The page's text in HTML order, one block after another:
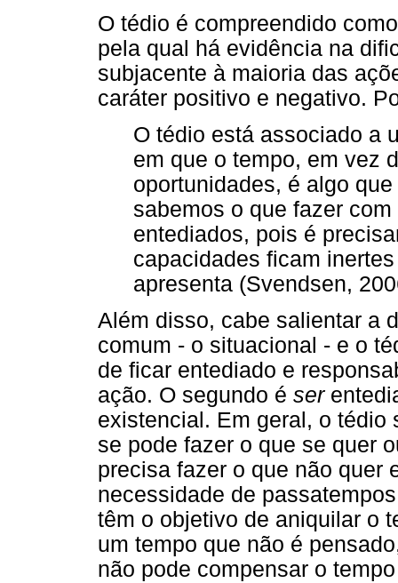
O tédio é compreendido
pela qual há evidência na
subjacente à maioria das
caráter positivo e negativo.
O tédio está associado a
em que o tempo, em vez
oportunidades, é algo
sabemos o que fazer
entediados, pois é
capacidades ficam
apresenta (Svendsen,
Além disso, cabe salientar a
comum - o situacional - e o
de ficar entediado e
ação. O segundo é ser
existencial. Em geral, o tédio
se pode fazer o que se quer
precisa fazer o que não quer
necessidade de
têm o objetivo de aniquilar o
um tempo que não é
não pode compensar o